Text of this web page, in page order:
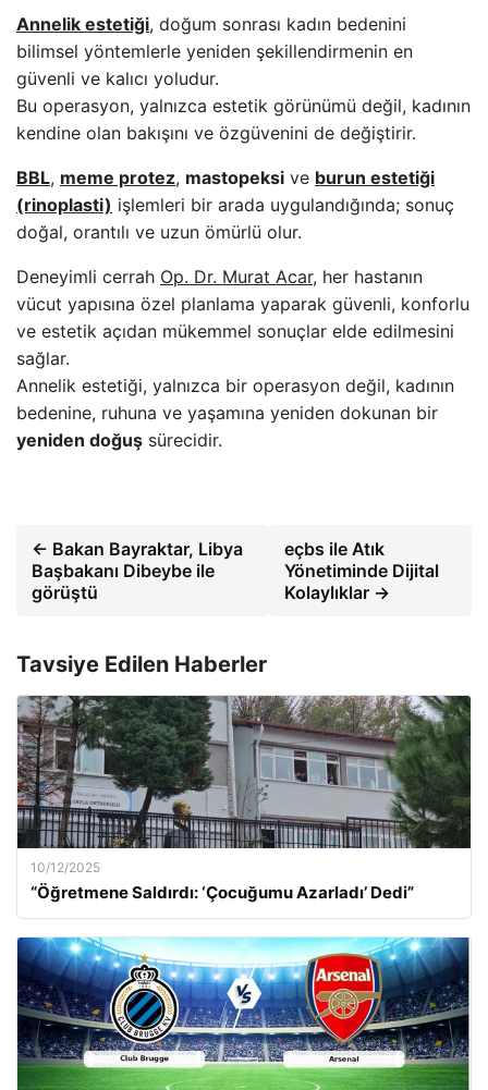
Annelik estetiği, doğum sonrası kadın bedenini
bilimsel yöntemlerle yeniden şekillendirmenin en
güvenli ve kalıcı yoludur.
Bu operasyon, yalnızca estetik görünümü değil, kadının
kendine olan bakışını ve özgüvenini de değiştirir.
BBL, meme protez, mastopeksi ve burun estetiği
(rinoplasti) işlemleri bir arada uygulandığında; sonuç
doğal, orantılı ve uzun ömürlü olur.
Deneyimli cerrah Op. Dr. Murat Acar, her hastanın
vücut yapısına özel planlama yaparak güvenli, konforlu
ve estetik açıdan mükemmel sonuçlar elde edilmesini
sağlar.
Annelik estetiği, yalnızca bir operasyon değil, kadının
bedenine, ruhuna ve yaşamına yeniden dokunan bir
yeniden doğuş sürecidir.
← Bakan Bayraktar, Libya
Başbakanı Dibeybe ile
görüştü
eçbs ile Atık
Yönetiminde Dijital
Kolaylıklar →
Tavsiye Edilen Haberler
10/12/2025
“Öğretmene Saldırdı: ‘Çocuğumu Azarladı’ Dedi”